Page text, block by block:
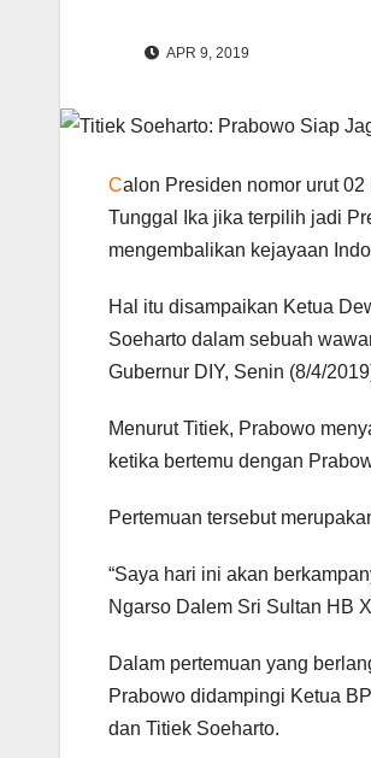
APR 9, 2019
Calon Presiden nomor urut
Tunggal Ika jika terpilih jadi
mengembalikan kejayaan
Hal itu disampaikan Ketua
Soeharto dalam sebuah
Gubernur DIY, Senin (8/4/
Menurut Titiek, Prabowo
ketika bertemu dengan
Pertemuan tersebut
“Saya hari ini akan
Ngarso Dalem Sri Sultan HB
Dalam pertemuan yang
Prabowo didampingi Ketua
dan Titiek Soeharto.